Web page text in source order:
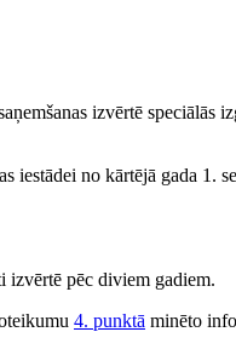
izvērtē speciālās
iestādei no kārtējā gada 1.
izvērtē pēc diviem gadiem.
4. punktā minēto